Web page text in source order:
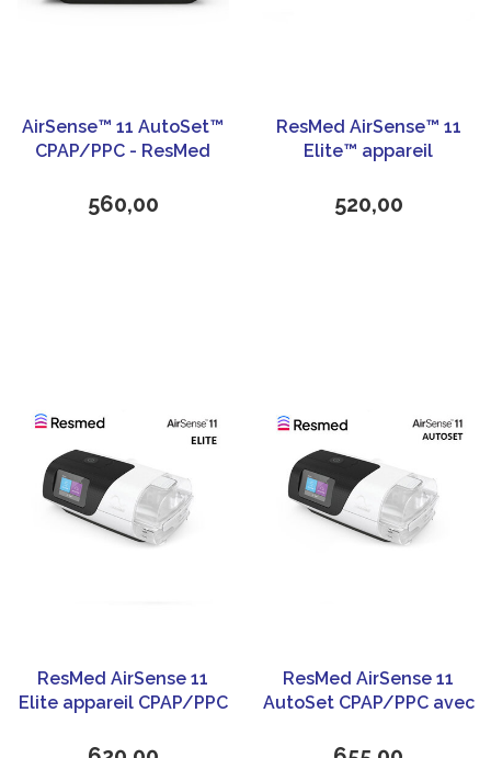
AirSense™ 11 AutoSet™
CPAP/PPC - ResMed
560,00
ResMed AirSense™ 11
Elite™ appareil
520,00
ResMed AirSense 11
Elite appareil CPAP/PPC
Cleanable
ResMed AirSense 11
AutoSet CPAP/PPC avec